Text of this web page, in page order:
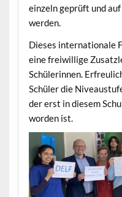
einzeln geprüft und
werden.
Dieses internationale
eine freiwillige
Schülerinnen.
Schüler die
der erst in diesem
worden ist.